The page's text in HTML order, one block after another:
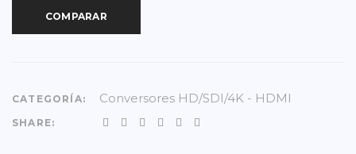
COMPARAR
CATEGORÍA: Conversores HD/SDI/4K - HDMI
SHARE: